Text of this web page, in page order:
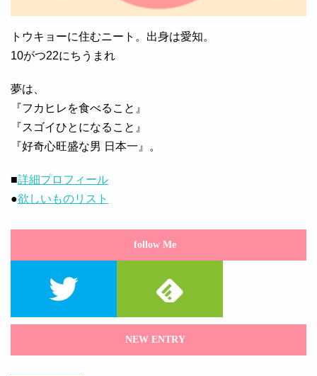
トウキョーに住むニート。出身は愛知。
10がつ22にちうまれ
夢は、
『フカヒレを食べること』
『スゴイひとになること』
『好奇心旺盛な男 日本一』。
■詳細プロフィール
●欲しいものリスト
follow Me
NEW ENTRY